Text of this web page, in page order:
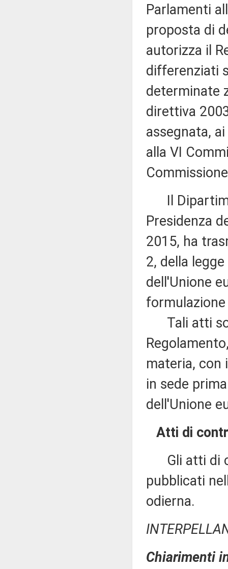
Parlamenti
proposta di
autorizza il
differenziati
determinate
direttiva
assegnata,
alla VI
Il
Presidenza
2015, ha
2, della
dell'Unione
Tali atti
materia, con
in sede
dell'Unione
Atti di
Gli atti di
pubblicati
odierna.
Chiarimenti